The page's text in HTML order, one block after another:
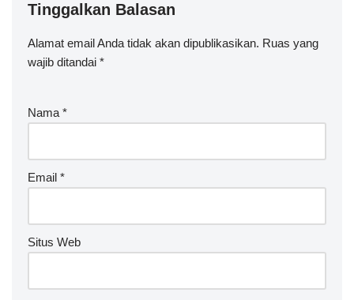
Tinggalkan Balasan
Alamat email Anda tidak akan dipublikasikan. Ruas yang
wajib ditandai *
Nama *
Email *
Situs Web
A
lt
n
ti
v